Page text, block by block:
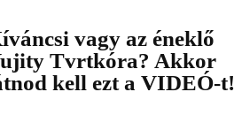
vagy az éneklő
Tvrtkóra? Akkor
kell ezt a VIDEÓ-t!